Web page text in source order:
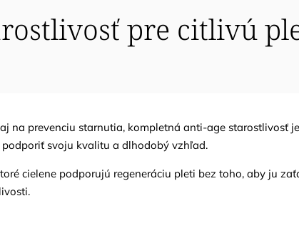
pre citlivú
na prevenciu starnutia, kompletná anti-age starostlivosť
svoju kvalitu a dlhodobý vzhľad.
cielene podporujú regeneráciu pleti bez toho, aby ju